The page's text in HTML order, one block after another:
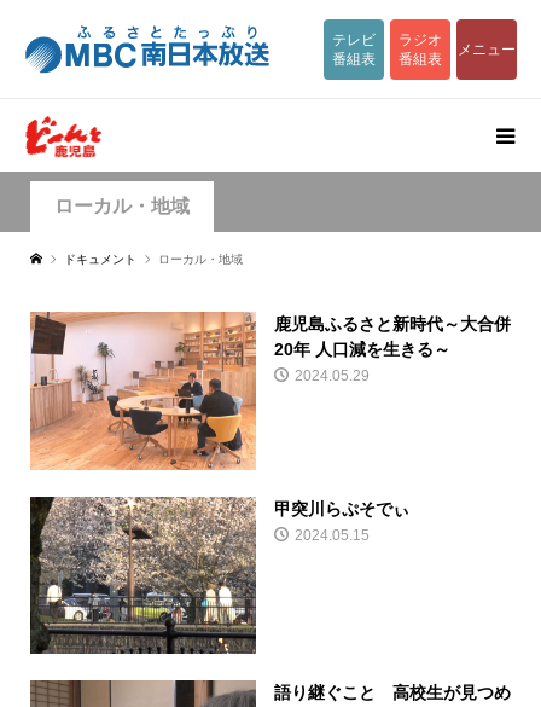
テレビ
番組表
ラジオ
番組表
メニュー
ローカル・地域
ドキュメント ローカル・地域
鹿児島ふるさと新時代～大合併
20年 人口減を生きる～
2024.05.29
甲突川らぷそでぃ
2024.05.15
語り継ぐこと 高校生が見つめ